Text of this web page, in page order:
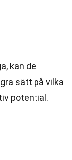
kan de
sätt på vilka
potential.